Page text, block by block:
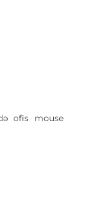
ofis mouse